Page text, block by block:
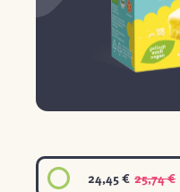
24,45 € 25,74 €